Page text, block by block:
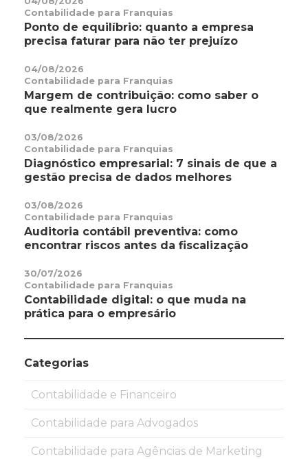
Contabilidade para Franquias
Ponto de equilíbrio: quanto a empresa
precisa faturar para não ter prejuízo
04/08/2026
Contabilidade para Franquias
Margem de contribuição: como saber o
que realmente gera lucro
03/08/2026
Contabilidade para Franquias
Diagnóstico empresarial: 7 sinais de que a
gestão precisa de dados melhores
03/08/2026
Contabilidade para Franquias
Auditoria contábil preventiva: como
encontrar riscos antes da fiscalização
30/07/2026
Contabilidade para Franquias
Contabilidade digital: o que muda na
prática para o empresário
Categorias
Contabilidade e Financeiro
Contabilidade para Advogados
Contabilidade para Agências de Marketing